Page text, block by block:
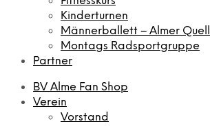
Kinderturnen
Männerballett – Almer
Montags Radsportgruppe
Partner
BV Alme Fan Shop
Verein
Vorstand